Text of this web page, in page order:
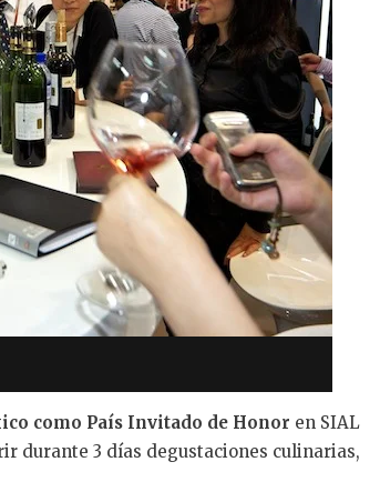
como País Invitado de Honor en SIAL
durante 3 días degustaciones culinarias,